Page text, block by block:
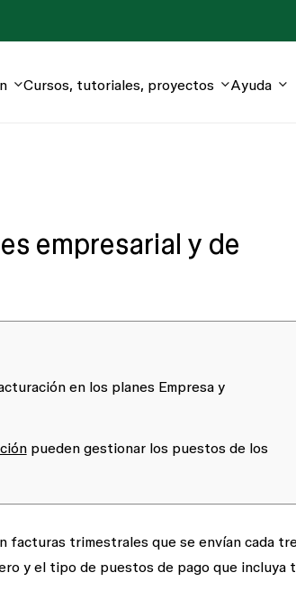
Cursos, tutoriales, proyectos Ayuda
empresarial y de
en los planes Empresa y
pueden gestionar los puestos de los
facturas trimestrales que se envían cada
y el tipo de puestos de pago que incluya